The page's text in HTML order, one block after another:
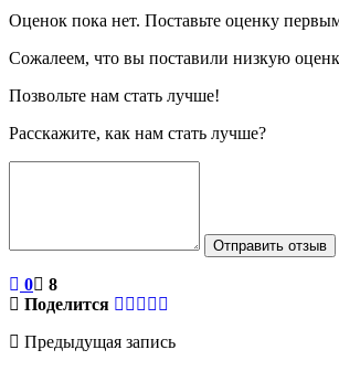
Оценок пока нет. Поставьте оценку
Сожалеем, что вы поставили низкую
Позвольте нам стать лучше!
Расскажите, как нам стать лучше?
Отправить отзыв
0
8
Поделится
Предыдущая запись